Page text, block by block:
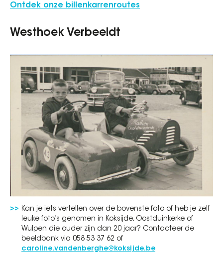
Ontdek onze billenkarrenroutes
Westhoek Verbeeldt
Kan je iets vertellen over de bovenste foto of heb je zelf
leuke foto’s genomen in Koksijde, Oostduinkerke of
Wulpen die ouder zijn dan 20 jaar? Contacteer de
beeldbank via 058 53 37 62 of
caroline.vandenberghe@koksijde.be